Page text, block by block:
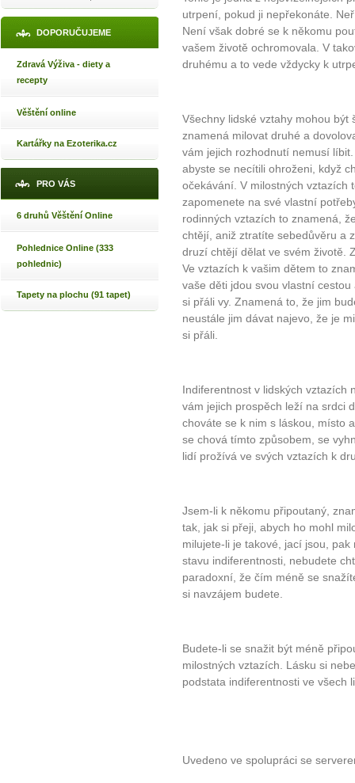
DOPORUČUJEME
Zdravá Výživa - diety a
recepty
Věštění online
Kartářky na Ezoterika.cz
PRO VÁS
6 druhů Věštění Online
Pohlednice Online (333
pohlednic)
Tapety na plochu (91 tapet)
utrpení, pokud ji nepřekonáte.
Není však dobré se k někomu
vašem životě ochromovala. V
druhému a to vede vždycky k
Všechny lidské vztahy mohou být
znamená milovat druhé a
vám jejich rozhodnutí nemusí
abyste se necítili ohroženi, když
očekávání. V milostných vztazích
zapomenete na své vlastní
rodinných vztazích to znamená,
chtějí, aniž ztratíte sebedůvěru a
druzí chtějí dělat ve svém životě.
Ve vztazích k vašim dětem to
vaše děti jdou svou vlastní
si přáli vy. Znamená to, že jim
neustále jim dávat najevo, že je
si přáli.
Indiferentnost v lidských vztazích
vám jejich prospěch leží na srdci
chováte se k nim s láskou, místo
se chová tímto způsobem, se
lidí prožívá ve svých vztazích k
Jsem-li k někomu připoutaný,
tak, jak si přeji, abych ho mohl
milujete-li je takové, jací jsou,
stavu indiferentnosti, nebudete
paradoxní, že čím méně se
si navzájem budete.
Budete-li se snažit být méně
milostných vztazích. Lásku si
podstata indiferentnosti ve všech
Uvedeno ve spolupráci se